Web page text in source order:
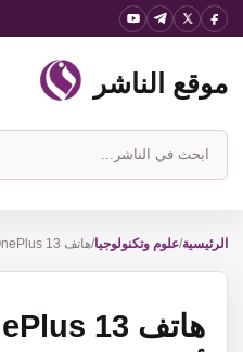
انتقل
المحتوى
موقع الناشر
ابحث
في
الناشر
الرئيسية/علوم وتكنولوجيا/هاتف OnePlus 13 قد يصل في أقرب وقت من شهر أكتوبر